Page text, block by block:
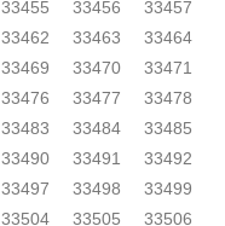
33455 33456
33457
33462 33463
33464
33469 33470
33471
33476 33477
33478
33483 33484
33485
33490 33491
33492
33497 33498
33499
33504 33505
33506